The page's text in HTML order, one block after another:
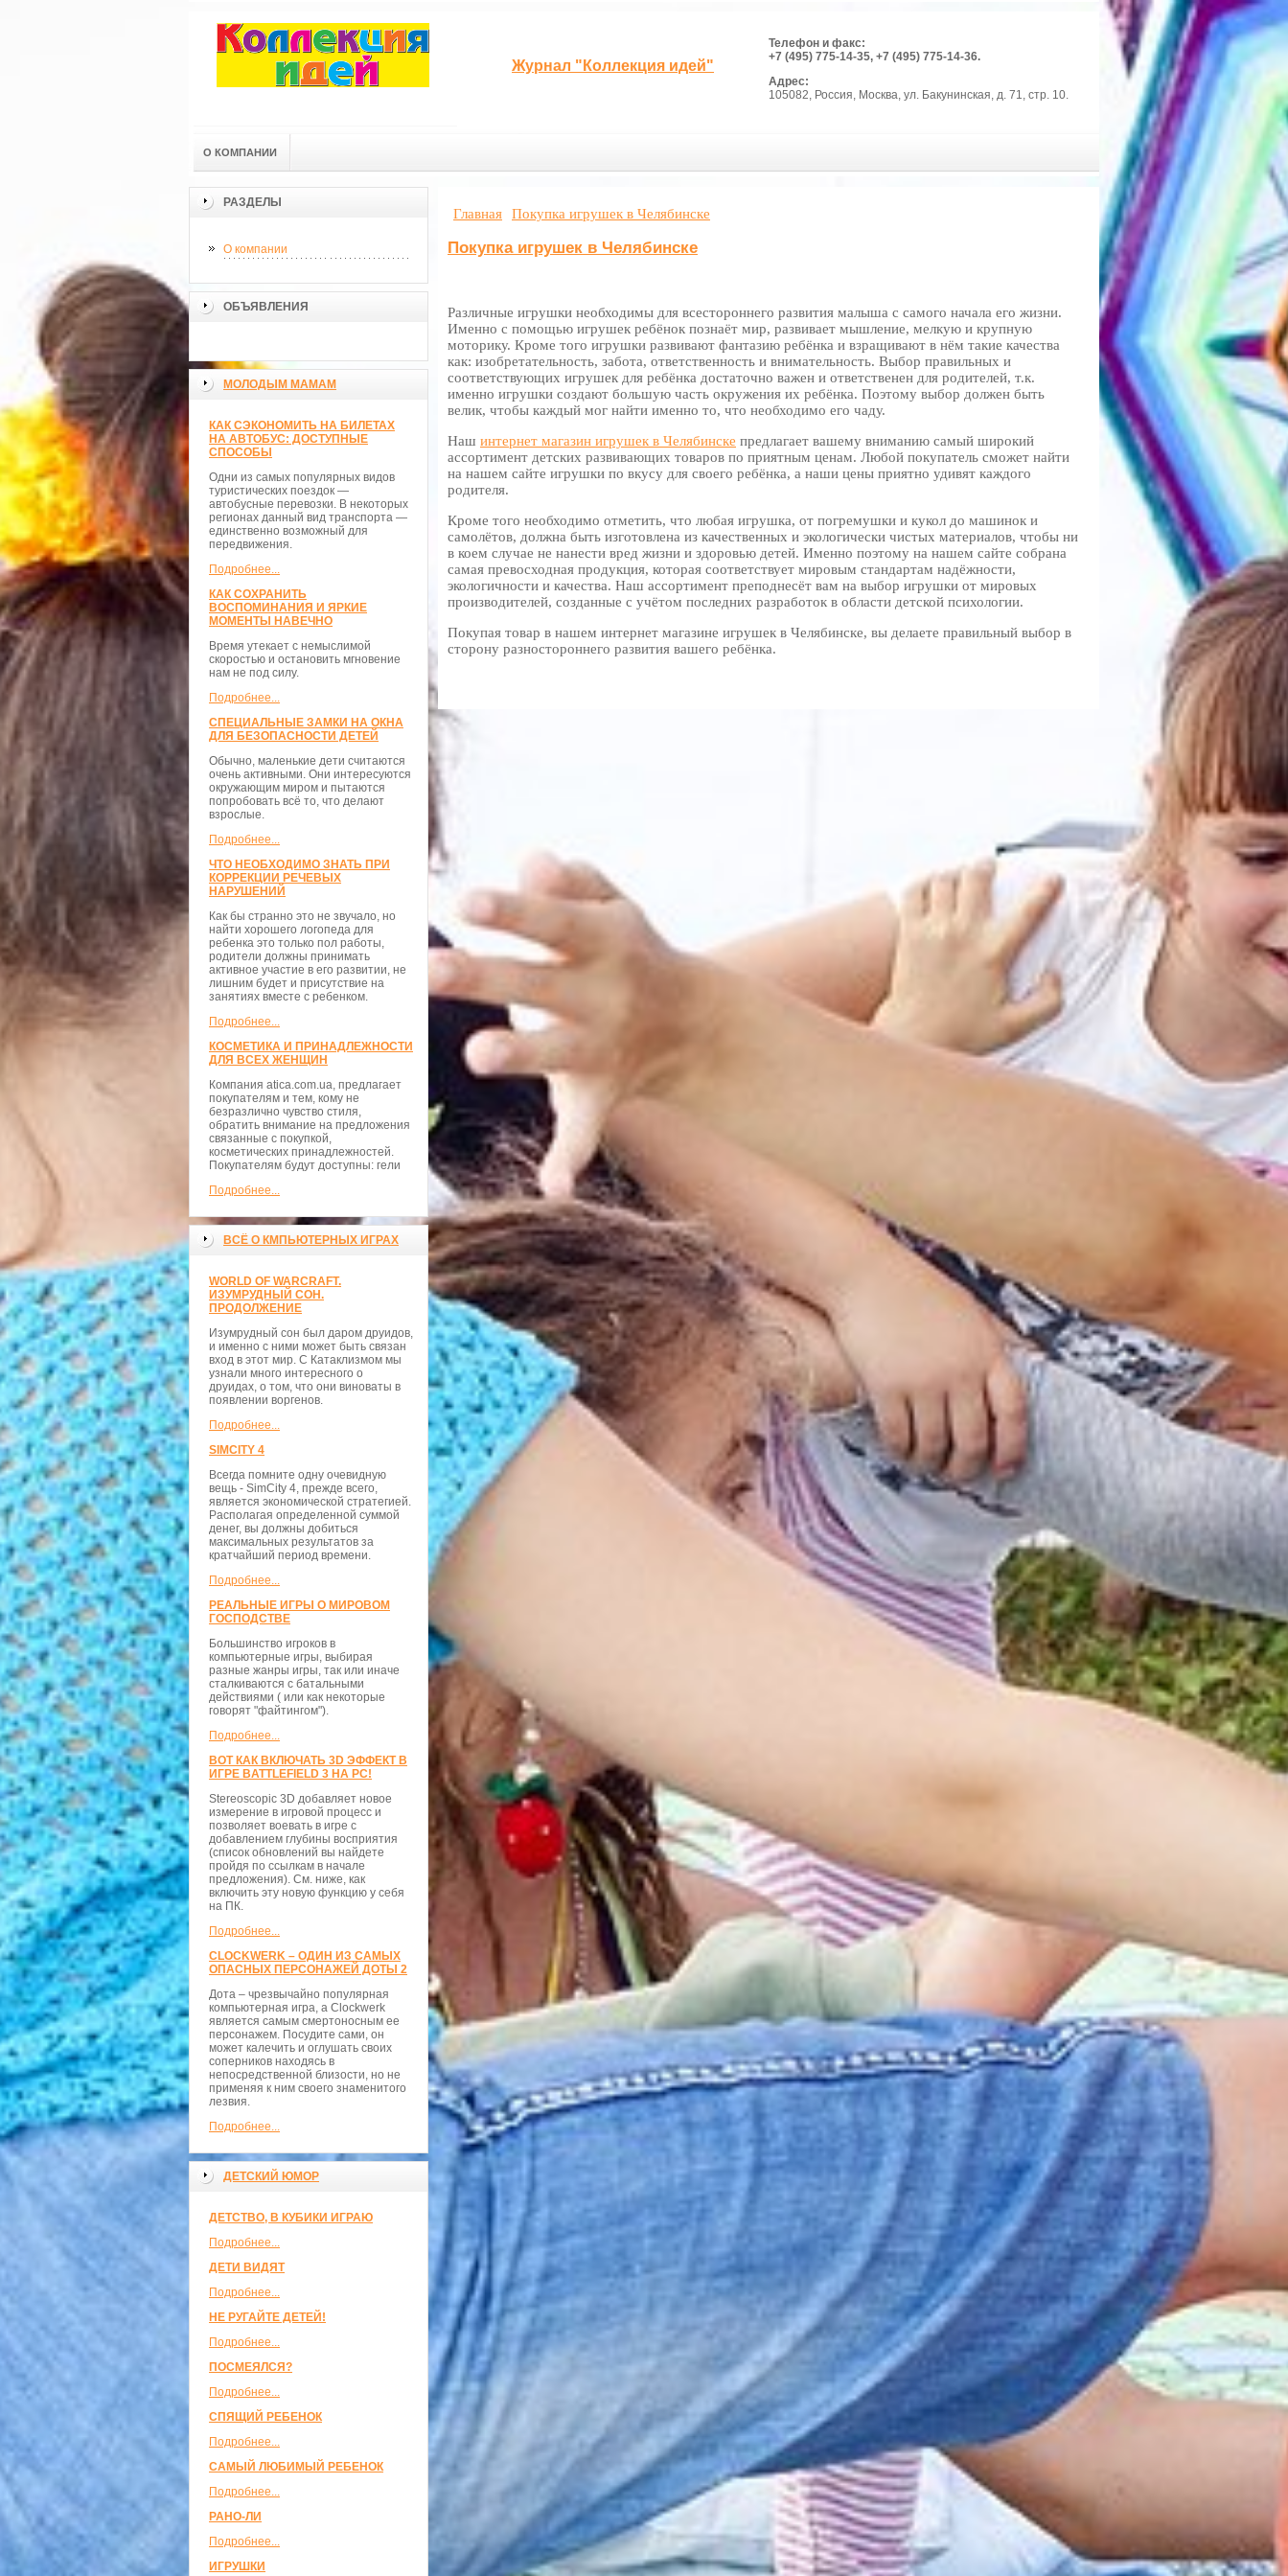
Журнал "Коллекция идей"
Телефон и факс:
+7 (495) 775-14-35, +7 (495) 775-14-36.
Адрес:
105082, Россия, Москва, ул. Бакунинская, д. 71, стр. 10.
О КОМПАНИИ
РАЗДЕЛЫ
О компании
ОБЪЯВЛЕНИЯ
МОЛОДЫМ МАМАМ
КАК СЭКОНОМИТЬ НА БИЛЕТАХ
НА АВТОБУС: ДОСТУПНЫЕ
СПОСОБЫ
Одни из самых популярных видов
туристических поездок —
автобусные перевозки. В некоторых
регионах данный вид транспорта —
единственно возможный для
передвижения.
Подробнее...
КАК СОХРАНИТЬ
ВОСПОМИНАНИЯ И ЯРКИЕ
МОМЕНТЫ НАВЕЧНО
Время утекает с немыслимой
скоростью и остановить мгновение
нам не под силу.
Подробнее...
СПЕЦИАЛЬНЫЕ ЗАМКИ НА ОКНА
ДЛЯ БЕЗОПАСНОСТИ ДЕТЕЙ
Обычно, маленькие дети считаются
очень активными. Они интересуются
окружающим миром и пытаются
попробовать всё то, что делают
взрослые.
Подробнее...
ЧТО НЕОБХОДИМО ЗНАТЬ ПРИ
КОРРЕКЦИИ РЕЧЕВЫХ
НАРУШЕНИЙ
Как бы странно это не звучало, но
найти хорошего логопеда для
ребенка это только пол работы,
родители должны принимать
активное участие в его развитии, не
лишним будет и присутствие на
занятиях вместе с ребенком.
Подробнее...
КОСМЕТИКА И ПРИНАДЛЕЖНОСТИ
ДЛЯ ВСЕХ ЖЕНЩИН
Компания atica.com.ua, предлагает
покупателям и тем, кому не
безразлично чувство стиля,
обратить внимание на предложения
связанные с покупкой,
косметических принадлежностей.
Покупателям будут доступны: гели
Подробнее...
ВСЁ О КМПЬЮТЕРНЫХ ИГРАХ
WORLD OF WARCRAFT.
ИЗУМРУДНЫЙ СОН.
ПРОДОЛЖЕНИЕ
Изумрудный сон был даром друидов,
и именно с ними может быть связан
вход в этот мир. С Катаклизмом мы
узнали много интересного о
друидах, о том, что они виноваты в
появлении воргенов.
Подробнее...
SIMCITY 4
Всегда помните одну очевидную
вещь - SimCity 4, прежде всего,
является экономической стратегией.
Располагая определенной суммой
денег, вы должны добиться
максимальных результатов за
кратчайший период времени.
Подробнее...
РЕАЛЬНЫЕ ИГРЫ О МИРОВОМ
ГОСПОДСТВЕ
Большинство игроков в
компьютерные игры, выбирая
разные жанры игры, так или иначе
сталкиваются с батальными
действиями ( или как некоторые
говорят "файтингом").
Подробнее...
ВОТ КАК ВКЛЮЧАТЬ 3D ЭФФЕКТ В
ИГРЕ BATTLEFIELD 3 НА PC!
Stereoscopic 3D добавляет новое
измерение в игровой процесс и
позволяет воевать в игре с
добавлением глубины восприятия
(список обновлений вы найдете
пройдя по ссылкам в начале
предложения). См. ниже, как
включить эту новую функцию у себя
на ПК.
Подробнее...
CLOCKWERK – ОДИН ИЗ САМЫХ
ОПАСНЫХ ПЕРСОНАЖЕЙ ДОТЫ 2
Дота – чрезвычайно популярная
компьютерная игра, а Clockwerk
является самым смертоносным ее
персонажем. Посудите сами, он
может калечить и оглушать своих
соперников находясь в
непосредственной близости, но не
применяя к ним своего знаменитого
лезвия.
Подробнее...
ДЕТСКИЙ ЮМОР
ДЕТСТВО, В КУБИКИ ИГРАЮ
Подробнее...
ДЕТИ ВИДЯТ
Подробнее...
НЕ РУГАЙТЕ ДЕТЕЙ!
Подробнее...
ПОСМЕЯЛСЯ?
Подробнее...
СПЯЩИЙ РЕБЕНОК
Подробнее...
САМЫЙ ЛЮБИМЫЙ РЕБЕНОК
Подробнее...
РАНО-ЛИ
Подробнее...
ИГРУШКИ
Главная Покупка игрушек в Челябинске
Покупка игрушек в Челябинске
Различные игрушки необходимы для всестороннего развития малыша с самого начала его жизни.
Именно с помощью игрушек ребёнок познаёт мир, развивает мышление, мелкую и крупную
моторику. Кроме того игрушки развивают фантазию ребёнка и взращивают в нём такие качества
как: изобретательность, забота, ответственность и внимательность. Выбор правильных и
соответствующих игрушек для ребёнка достаточно важен и ответственен для родителей, т.к.
именно игрушки создают большую часть окружения их ребёнка. Поэтому выбор должен быть
велик, чтобы каждый мог найти именно то, что необходимо его чаду.
Наш интернет магазин игрушек в Челябинске предлагает вашему вниманию самый широкий
ассортимент детских развивающих товаров по приятным ценам. Любой покупатель сможет найти
на нашем сайте игрушки по вкусу для своего ребёнка, а наши цены приятно удивят каждого
родителя.
Кроме того необходимо отметить, что любая игрушка, от погремушки и кукол до машинок и
самолётов, должна быть изготовлена из качественных и экологически чистых материалов, чтобы ни
в коем случае не нанести вред жизни и здоровью детей. Именно поэтому на нашем сайте собрана
самая превосходная продукция, которая соответствует мировым стандартам надёжности,
экологичности и качества. Наш ассортимент преподнесёт вам на выбор игрушки от мировых
производителей, созданные с учётом последних разработок в области детской психологии.
Покупая товар в нашем интернет магазине игрушек в Челябинске, вы делаете правильный выбор в
сторону разностороннего развития вашего ребёнка.